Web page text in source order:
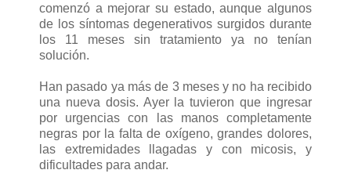
comenzó a mejorar su estado, aunque algunos
de los síntomas degenerativos surgidos durante
los 11 meses sin tratamiento ya no tenían
solución.
Han pasado ya más de 3 meses y no ha recibido
una nueva dosis. Ayer la tuvieron que ingresar
por urgencias con las manos completamente
negras por la falta de oxígeno, grandes dolores,
las extremidades llagadas y con micosis, y
dificultades para andar.